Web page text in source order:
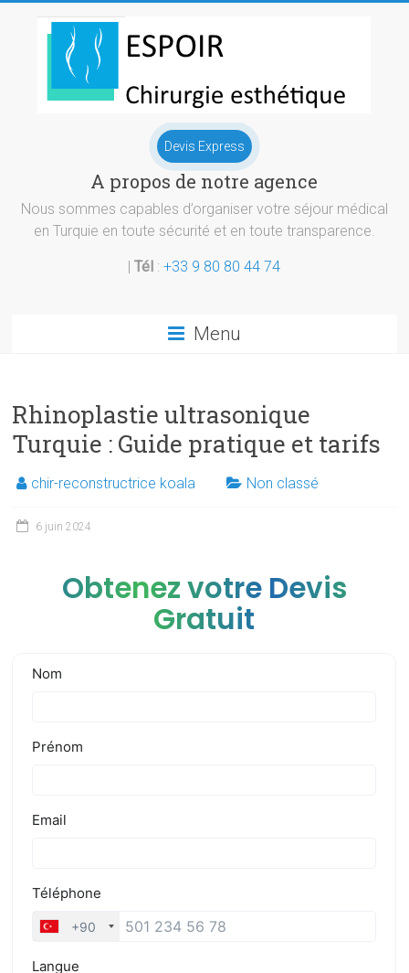
Chirurgie
esthetique
Turquie
Devis Express
A propos de notre agence
Nous sommes capables d’organiser votre séjour médical
en Turquie en toute sécurité et en toute transparence.
|Tél :+33 9 80 80 44 74
Menu
Rhinoplastie ultrasonique
Turquie : Guide pratique et tarifs
chir-reconstructrice koala Non classé
6 juin 2024
Obtenez votre Devis
Gratuit